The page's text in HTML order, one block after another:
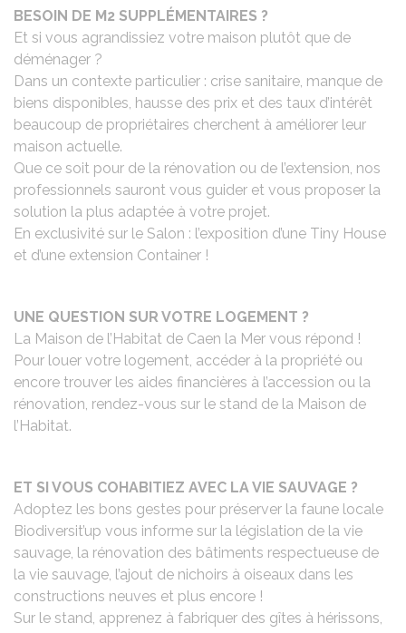
BESOIN DE M2 SUPPLÉMENTAIRES ?
Et si vous agrandissiez votre maison plutôt que de
déménager ?
Dans un contexte particulier : crise sanitaire, manque de
biens disponibles, hausse des prix et des taux d’intérêt
beaucoup de propriétaires cherchent à améliorer leur
maison actuelle.
Que ce soit pour de la rénovation ou de l’extension, nos
professionnels sauront vous guider et vous proposer la
solution la plus adaptée à votre projet.
En exclusivité sur le Salon : l’exposition d’une Tiny House
et d’une extension Container !
UNE QUESTION SUR VOTRE LOGEMENT ?
La Maison de l’Habitat de Caen la Mer vous répond !
Pour louer votre logement, accéder à la propriété ou
encore trouver les aides financières à l’accession ou la
rénovation, rendez-vous sur le stand de la Maison de
l’Habitat.
ET SI VOUS COHABITIEZ AVEC LA VIE SAUVAGE ?
Adoptez les bons gestes pour préserver la faune locale
Biodiversit’up vous informe sur la législation de la vie
sauvage, la rénovation des bâtiments respectueuse de
la vie sauvage, l’ajout de nichoirs à oiseaux dans les
constructions neuves et plus encore !
Sur le stand, apprenez à fabriquer des gîtes à hérissons,